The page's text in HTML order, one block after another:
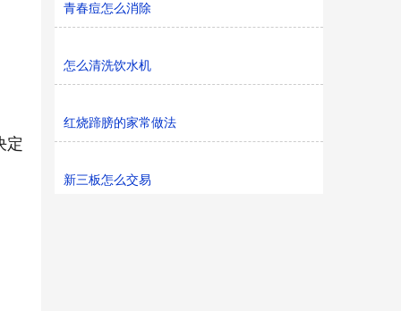
定
青春痘怎么消除
怎么清洗饮水机
红烧蹄膀的家常做法
新三板怎么交易